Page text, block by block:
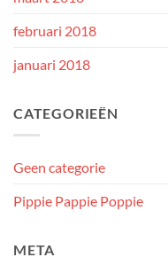
februari 2018
januari 2018
CATEGORIEËN
Geen categorie
Pippie Pappie Poppie
META